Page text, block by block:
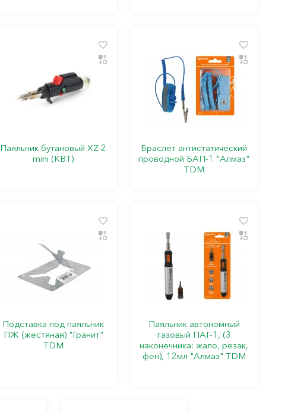
Паяльник бутановый XZ-2
mini (КВТ)
Браслет антистатический
проводной БАП-1 "Алмаз"
TDM
Подставка под паяльник
ПЖ (жестяная) "Гранит"
TDM
Паяльник автономный
газовый ПАГ-1, (3
наконечника: жало, резак,
фен), 12мл "Алмаз" TDM